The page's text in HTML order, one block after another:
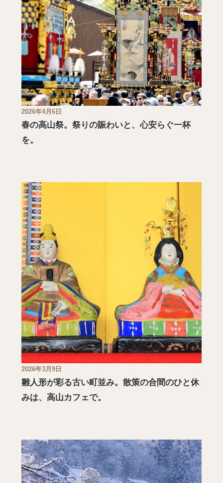
2026年4月6日
春の高山祭。祭りの賑わいと、心安らぐ一杯
を。
2026年3月9日
雛人形が彩る古い町並み。散策の合間のひと休
みは、高山カフェで。